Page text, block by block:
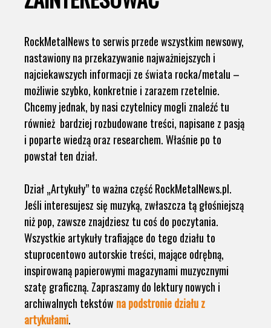
RockMetalNews to serwis przede wszystkim newsowy,
nastawiony na przekazywanie najważniejszych i
najciekawszych informacji ze świata rocka/metalu –
możliwie szybko, konkretnie i zarazem rzetelnie.
Chcemy jednak, by nasi czytelnicy mogli znaleźć tu
również bardziej rozbudowane treści, napisane z pasją
i poparte wiedzą oraz researchem. Właśnie po to
powstał ten dział.
Dział „Artykuły” to ważna część RockMetalNews.pl.
Jeśli interesujesz się muzyką, zwłaszcza tą głośniejszą
niż pop, zawsze znajdziesz tu coś do poczytania.
Wszystkie artykuły trafiające do tego działu to
stuprocentowo autorskie treści, mające odrębną,
inspirowaną papierowymi magazynami muzycznymi
szatę graficzną. Zapraszamy do lektury nowych i
archiwalnych tekstów na podstronie działu z
artykułami.